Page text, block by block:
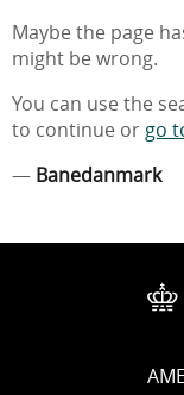
Maybe the page
might be wrong.
You can use the
to continue or go
— Banedanmark